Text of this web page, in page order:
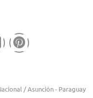
/ Asunción - Paraguay